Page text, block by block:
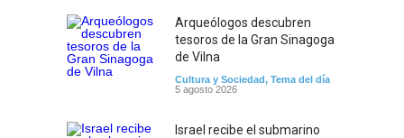
Arqueólogos descubren
tesoros de la Gran Sinagoga
de Vilna
Cultura y Sociedad, Tema del día
5 agosto 2026
Israel recibe el submarino